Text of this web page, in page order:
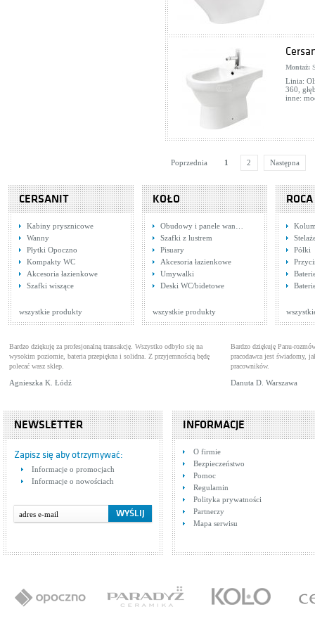
Montaż:
Linia:
360,
inne:
Poprzednia 1 2 Następna
CERSANIT
Kabiny prysznicowe
Wanny
Płytki Opoczno
Kompakty WC
Akcesoria łazienkowe
Szafki wiszące
wszystkie produkty
KOŁO
Obudowy i panele wan…
Szafki z lustrem
Pisuary
Akcesoria łazienkowe
Umywalki
Deski WC/bidetowe
wszystkie produkty
ROCA
Półki
Bardzo dziękuję za profesjonalną transakcję. Wszystko odbyło się na
wysokim poziomie, bateria przepiękna i solidna. Z przyjemnością będę
polecać wasz sklep.
Agnieszka K. Łódź
Bardzo dziękuję Panu-
pracodawca jest świadomy,
pracowników.
Danuta D. Warszawa
NEWSLETTER
Zapisz się aby otrzymywać:
Informacje o promocjach
Informacje o nowościach
INFORMACJE
O firmie
Bezpieczeństwo
Pomoc
Regulamin
Polityka prywatności
Partnerzy
Mapa serwisu